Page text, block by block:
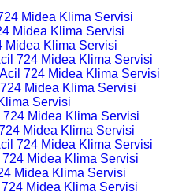
Midea Klima Servisi
Midea Klima Servisi
Midea Klima Servisi
724 Midea Klima Servisi
724 Midea Klima Servisi
Midea Klima Servisi
Servisi
Midea Klima Servisi
Midea Klima Servisi
724 Midea Klima Servisi
724 Midea Klima Servisi
Midea Klima Servisi
Midea Klima Servisi